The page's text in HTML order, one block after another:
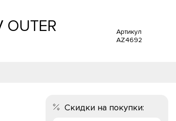
OUTER
Артикул
AZ4692
Скидки на покупки: